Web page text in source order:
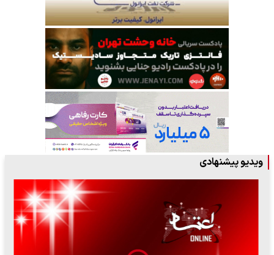
ویدیو پیشنهادی